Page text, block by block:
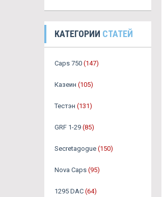
КАТЕГОРИИ СТАТЕЙ
Caps 750 (147)
Казеин (105)
Тестэн (131)
GRF 1-29 (85)
Secretagogue (150)
Nova Caps (95)
1295 DAC (64)